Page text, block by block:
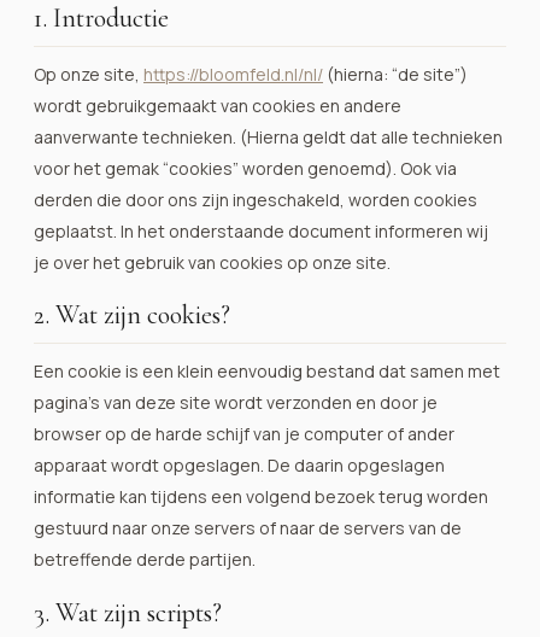
1. Introductie
Op onze site, https://bloomfeld.nl/nl/ (hierna: “de site”)
wordt gebruikgemaakt van cookies en andere
aanverwante technieken. (Hierna geldt dat alle technieken
voor het gemak “cookies” worden genoemd). Ook via
derden die door ons zijn ingeschakeld, worden cookies
geplaatst. In het onderstaande document informeren wij
je over het gebruik van cookies op onze site.
2. Wat zijn cookies?
Een cookie is een klein eenvoudig bestand dat samen met
pagina’s van deze site wordt verzonden en door je
browser op de harde schijf van je computer of ander
apparaat wordt opgeslagen. De daarin opgeslagen
informatie kan tijdens een volgend bezoek terug worden
gestuurd naar onze servers of naar de servers van de
betreffende derde partijen.
3. Wat zijn scripts?